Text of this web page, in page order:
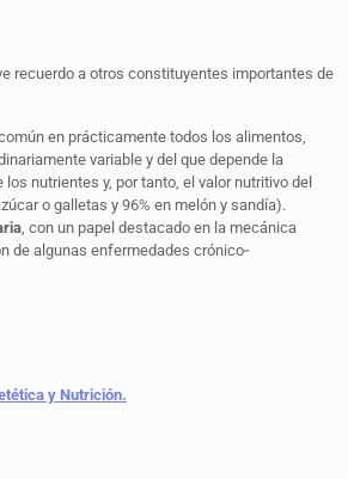
recuerdo a otros constituyentes importantes de
en prácticamente todos los alimentos,
variable y del que depende la
nutrientes y, por tanto, el valor nutritivo del
o galletas y 96% en melón y sandía).
, con un papel destacado en la mecánica
de algunas enfermedades crónico‐
y Nutrición.